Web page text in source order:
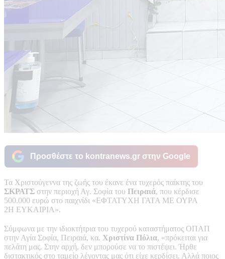
Προσθέστε το kontranews.gr στην Google
Τα Χριστούγεννα της ζωής του έκανε ένα τυχερός παίκτης του
ΣΚΡΑΤΣ στην περιοχή Αγ. Σοφία του Πειραιά, που κέρδισε
500.000 ευρώ στο παιχνίδι «ΕΦΤΑΤΥΧΗ ΓΑΤΑ ΜΕ ΟΥΡΑ
2Η ΕΥΚΑΙΡΙΑ».
Σύμφωνα με την ιδιοκτήτρια του τυχερού καταστήματος ΟΠΑΠ
στην Αγία Σοφία, Πειραιά, κα. Χριστίνα Πόλια, «πρόκειται για
πελάτη μας. Στην αρχή, δεν μπορούσε να το πιστέψει. Ήρθε
διστακτικός στο ταμείο λέγοντας μας ότι είχε κερδίσει. Αλλά ποιος